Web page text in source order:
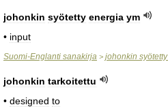
johonkin syötetty energia ym
• input
Suomi-Englanti sanakirja > johonkin syötetty
johonkin tarkoitettu
• designed to